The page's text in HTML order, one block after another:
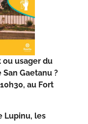
ou usager du
Gaetanu ?
au Fort
Lupinu, les